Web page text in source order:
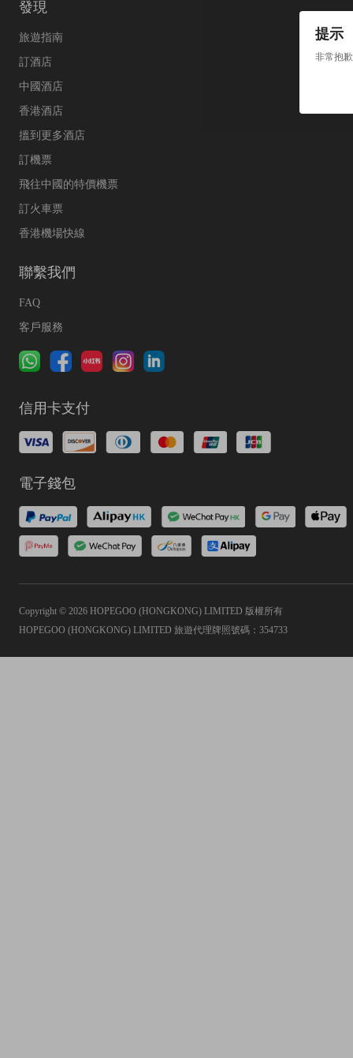
提示
非常抱
發現
旅遊指南
訂酒店
中國酒店
香港酒店
搵到更多酒店
訂機票
飛往中國的特價機票
訂火車票
香港機場快線
聯繫我們
FAQ
客戶服務
信用卡支付
電子錢包
Copyright © 2026 HOPEGOO (HONGKONG) LIMITED 版權所有
HOPEGOO (HONGKONG) LIMITED 旅遊代理牌照號碼：354733